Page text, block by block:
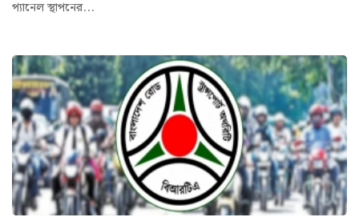
প্যানেল স্থাপনের...